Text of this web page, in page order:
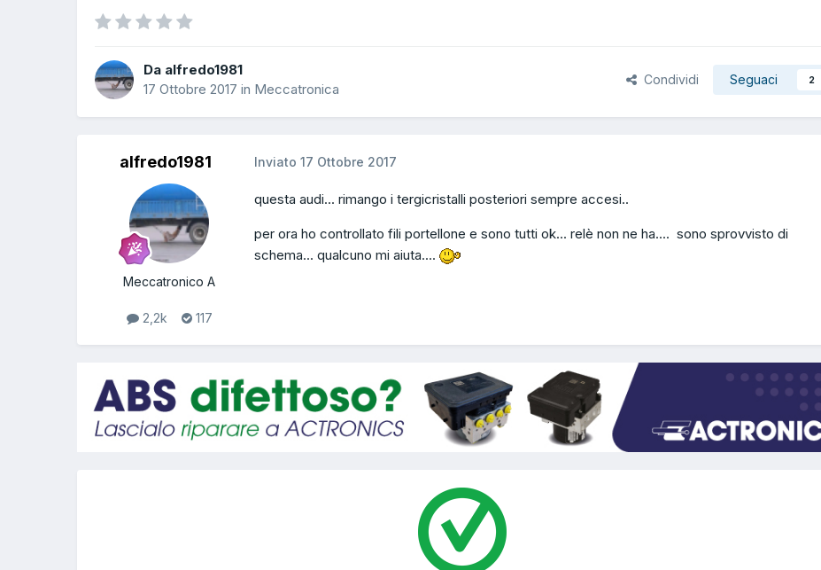
Da alfredo1981
17 Ottobre 2017 in Meccatronica
Condividi Seguaci 2
alfredo1981
Meccatronico A
2,2k 117
Inviato 17 Ottobre 2017
questa audi... rimango i tergicristalli posteriori sempre accesi..
per ora ho controllato fili portellone e sono tutti ok... relè non ne ha.... sono sprovvisto di
schema... qualcuno mi aiuta....